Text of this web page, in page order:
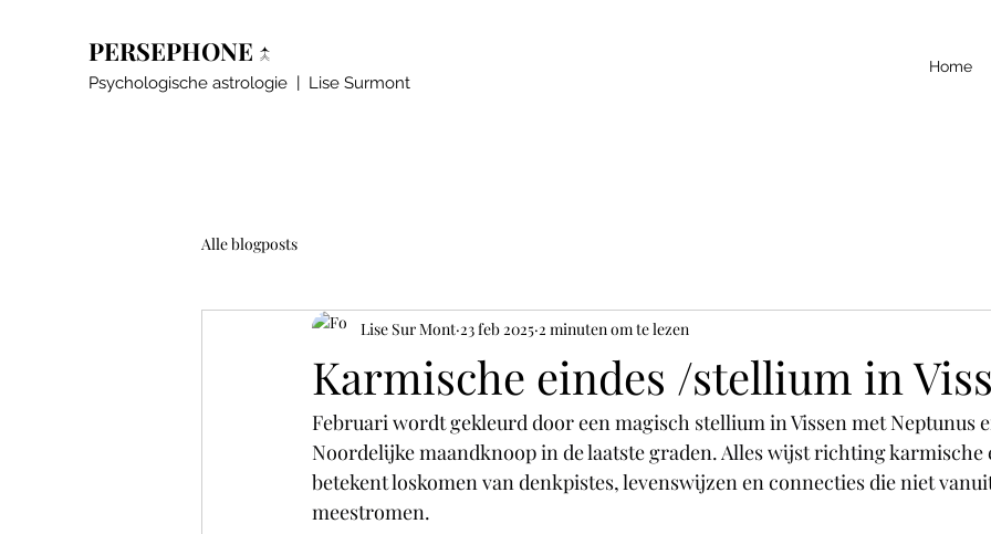
PERSEPHONE ↑
Psychologische astrologie | Lise Surmont
Home
Alle blogposts
Karmische eindes /stellium in
Lise Sur Mont 23 feb 2025 2 minuten om te lezen
Februari wordt gekleurd door een magisch stellium in Vissen met Neptunus
Noordelijke maandknoop in de laatste graden. Alles wijst richting karmische
betekent loskomen van denkpistes, levenswijzen en connecties die niet
meestromen.